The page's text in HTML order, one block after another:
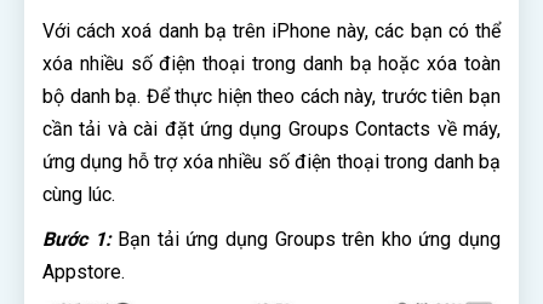
Với cách xoá danh bạ trên iPhone này, các bạn có thể
xóa nhiều số điện thoại trong danh bạ hoặc xóa toàn
bộ danh bạ. Để thực hiện theo cách này, trước tiên bạn
cần tải và cài đặt ứng dụng Groups Contacts về máy,
ứng dụng hỗ trợ xóa nhiều số điện thoại trong danh bạ
cùng lúc.
Bước 1:Bạn tải ứng dụng Groups trên kho ứng dụng
Appstore.